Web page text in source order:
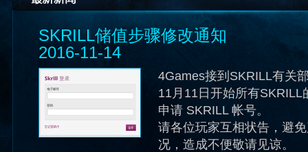
SKRILL储值步骤修改通知
2016-11-14
4Games接到SKRILL有关
11月11日开始所有SKRILL
申请 SKRILL 帐号。
请各位玩家互相状告，避
况，造成不便敬请见谅。